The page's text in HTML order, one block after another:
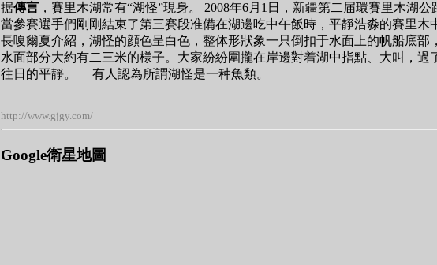
据傳言 ，賽里木湖常有“湖怪”現身。 2008年6月1日，新疆第二届環賽里木湖
當參賽選手們剛剛結束了第三賽段准備在湖邊吃中午飯時，平靜浩淼的賽里
長嗄爾夏介紹，湖怪的顔色呈白色，整体形狀象一只倒扣于水面上的帆船底
水面部分大約有二三米的様子。大家紛紛圍攏在岸邊對着湖中指點、大叫，
往日的平靜。 有人認為所謂湖怪是一种魚類。
http://www.gjgy.com/
Google衛星地圖